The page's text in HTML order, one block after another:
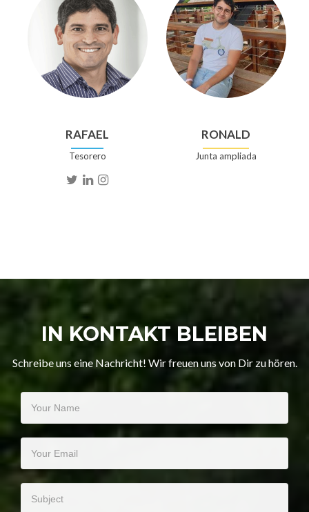
RAFAEL
Tesorero
RONALD
Junta ampliada
IN KONTAKT BLEIBEN
Schreibe uns eine Nachricht! Wir freuen uns von Dir zu hören.